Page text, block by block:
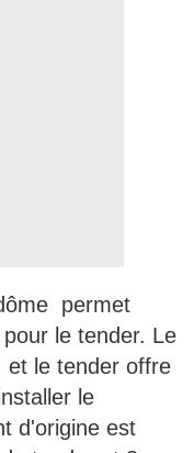
permet
le tender. Le
et le tender offre
le
d'origine est